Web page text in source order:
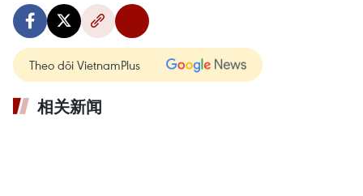
Theo dõi VietnamPlus
相关新闻